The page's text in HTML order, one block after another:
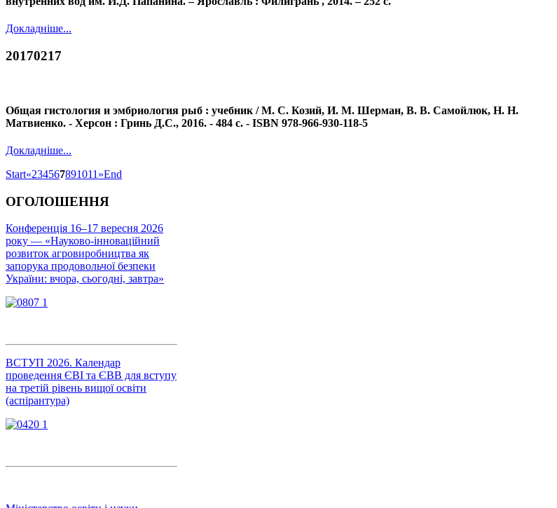
Докладніше...
20170217
Общая гистология и эмбриология рыб : учебник / М. С. Козий, И. М. Шерман, В. В. Самойлюк, Н. Н.
Матвиенко. - Херсон : Гринь Д.С., 2016. - 484 с. - ISBN 978-966-930-118-5
Докладніше...
Start«234567891011 »End
ОГОЛОШЕННЯ
Конференція 16–17 вересня 2026
року — «Науково-інноваційний
розвиток агровиробництва як
запорука продовольчої безпеки
України: вчора, сьогодні, завтра»
ВСТУП 2026. Календар
проведення ЄВІ та ЄВВ для вступу
на третій рівень вищої освіти
(аспірантура)